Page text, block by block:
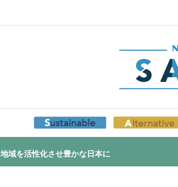
地域を活性化させ豊かな日本に